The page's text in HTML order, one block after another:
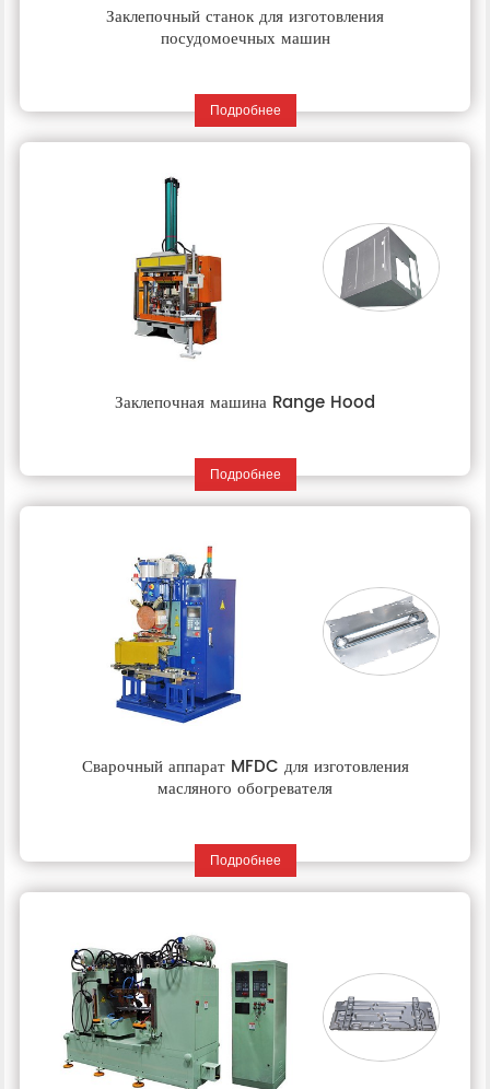
Заклепочный станок для изготовления
посудомоечных машин
Подробнее
Заклепочная машина Range Hood
Подробнее
Сварочный аппарат MFDC для изготовления
масляного обогревателя
Подробнее